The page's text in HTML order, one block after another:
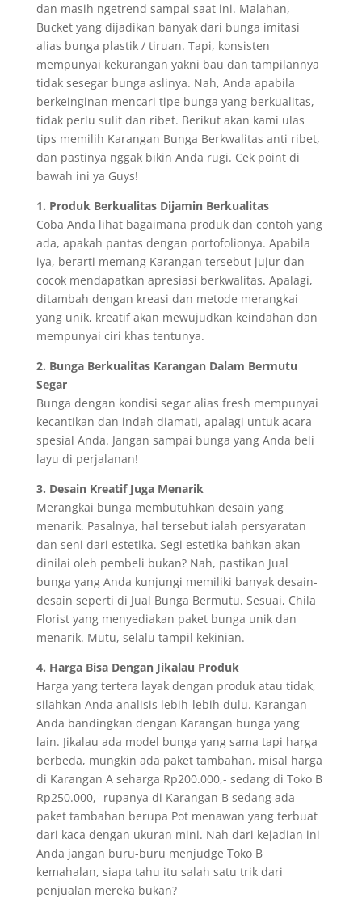
dan masih ngetrend sampai saat ini. Malahan,
Bucket yang dijadikan banyak dari bunga imitasi
alias bunga plastik / tiruan. Tapi, konsisten
mempunyai kekurangan yakni bau dan tampilannya
tidak sesegar bunga aslinya. Nah, Anda apabila
berkeinginan mencari tipe bunga yang berkualitas,
tidak perlu sulit dan ribet. Berikut akan kami ulas
tips memilih Karangan Bunga Berkwalitas anti ribet,
dan pastinya nggak bikin Anda rugi. Cek point di
bawah ini ya Guys!
1. Produk Berkualitas Dijamin Berkualitas
Coba Anda lihat bagaimana produk dan contoh yang
ada, apakah pantas dengan portofolionya. Apabila
iya, berarti memang Karangan tersebut jujur dan
cocok mendapatkan apresiasi berkwalitas. Apalagi,
ditambah dengan kreasi dan metode merangkai
yang unik, kreatif akan mewujudkan keindahan dan
mempunyai ciri khas tentunya.
2. Bunga Berkualitas Karangan Dalam Bermutu
Segar
Bunga dengan kondisi segar alias fresh mempunyai
kecantikan dan indah diamati, apalagi untuk acara
spesial Anda. Jangan sampai bunga yang Anda beli
layu di perjalanan!
3. Desain Kreatif Juga Menarik
Merangkai bunga membutuhkan desain yang
menarik. Pasalnya, hal tersebut ialah persyaratan
dan seni dari estetika. Segi estetika bahkan akan
dinilai oleh pembeli bukan? Nah, pastikan Jual
bunga yang Anda kunjungi memiliki banyak desain-
desain seperti di Jual Bunga Bermutu. Sesuai, Chila
Florist yang menyediakan paket bunga unik dan
menarik. Mutu, selalu tampil kekinian.
4. Harga Bisa Dengan Jikalau Produk
Harga yang tertera layak dengan produk atau tidak,
silahkan Anda analisis lebih-lebih dulu. Karangan
Anda bandingkan dengan Karangan bunga yang
lain. Jikalau ada model bunga yang sama tapi harga
berbeda, mungkin ada paket tambahan, misal harga
di Karangan A seharga Rp200.000,- sedang di Toko B
Rp250.000,- rupanya di Karangan B sedang ada
paket tambahan berupa Pot menawan yang terbuat
dari kaca dengan ukuran mini. Nah dari kejadian ini
Anda jangan buru-buru menjudge Toko B
kemahalan, siapa tahu itu salah satu trik dari
penjualan mereka bukan?